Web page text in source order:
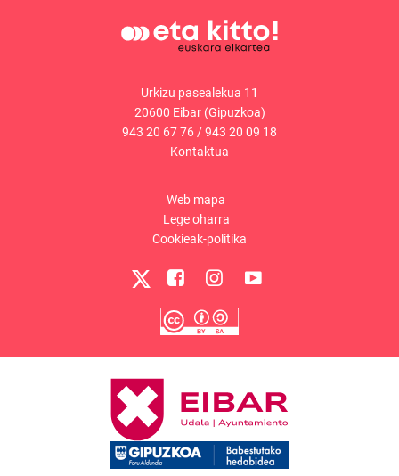
Urkizu pasealekua 11
20600 Eibar (Gipuzkoa)
943 20 67 76 /943 20 09 18
Kontaktua
Web mapa
Lege oharra
Cookieak-politika